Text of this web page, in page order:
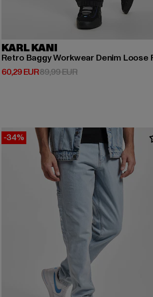
KARL KANI
Retro Baggy Workwear Denim Loose
60,29 EUR
Derzeitiger Preis: 60,29 EUR
89,99 EURAktionspreis: 89,99
-34%